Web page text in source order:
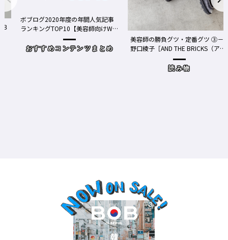
グ2020年度の年間人気記事
ングTOP10【美容師向けWe
すめコンテンツまとめ
美容師の勝負グツ・定番グツ ③－
野口綾子［AND THE BRICKS（アン
ドザブリックス）／神奈川県鎌倉